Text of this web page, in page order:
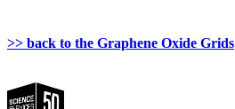
>> back to the Graphene Oxide Grids